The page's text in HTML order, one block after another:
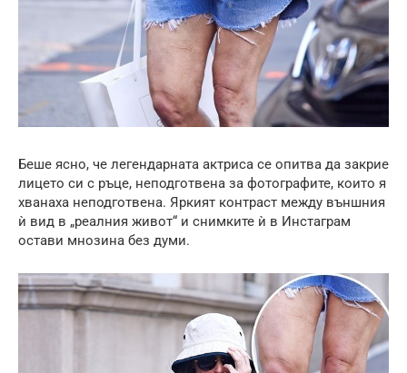
Беше ясно, че легендарната актриса се опитва да закрие
лицето си с ръце, неподготвена за фотографите, които я
хванаха неподготвена. Яркият контраст между външния
ѝ вид в „реалния живот“ и снимките ѝ в Инстаграм
остави мнозина без думи.